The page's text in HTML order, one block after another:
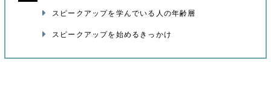
スピークアップを学んでいる人の年齢層
スピークアップを始めるきっかけ